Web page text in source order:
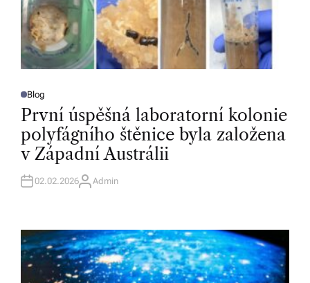
P
O
E
D
I
N
Blog
První úspěšná laboratorní kolonie
polyfágního štěnice byla založena
v Západní Austrálii
02.02.2026A
R
Admin